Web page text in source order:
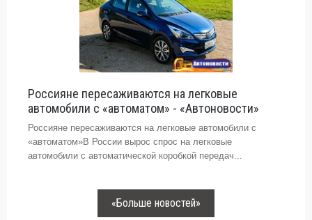
Россияне пересаживаются на легковые
автомобили с «автоматом» - «Автоновости»
Россияне пересаживаются на легковые автомобили с
«автоматом»В России вырос спрос на легковые
автомобили с автоматической коробкой передач...
«Больше новостей»